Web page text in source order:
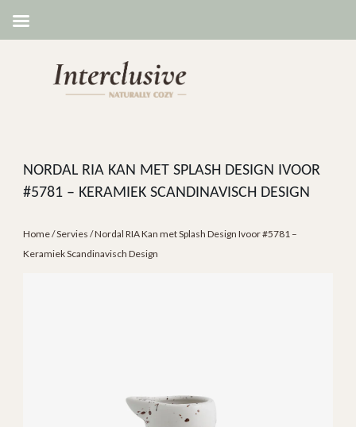
NORDAL RIA KAN MET SPLASH DESIGN IVOOR
#5781 – KERAMIEK SCANDINAVISCH DESIGN
Home/Servies / Nordal RIA Kan met Splash Design Ivoor #5781 –
Keramiek Scandinavisch Design